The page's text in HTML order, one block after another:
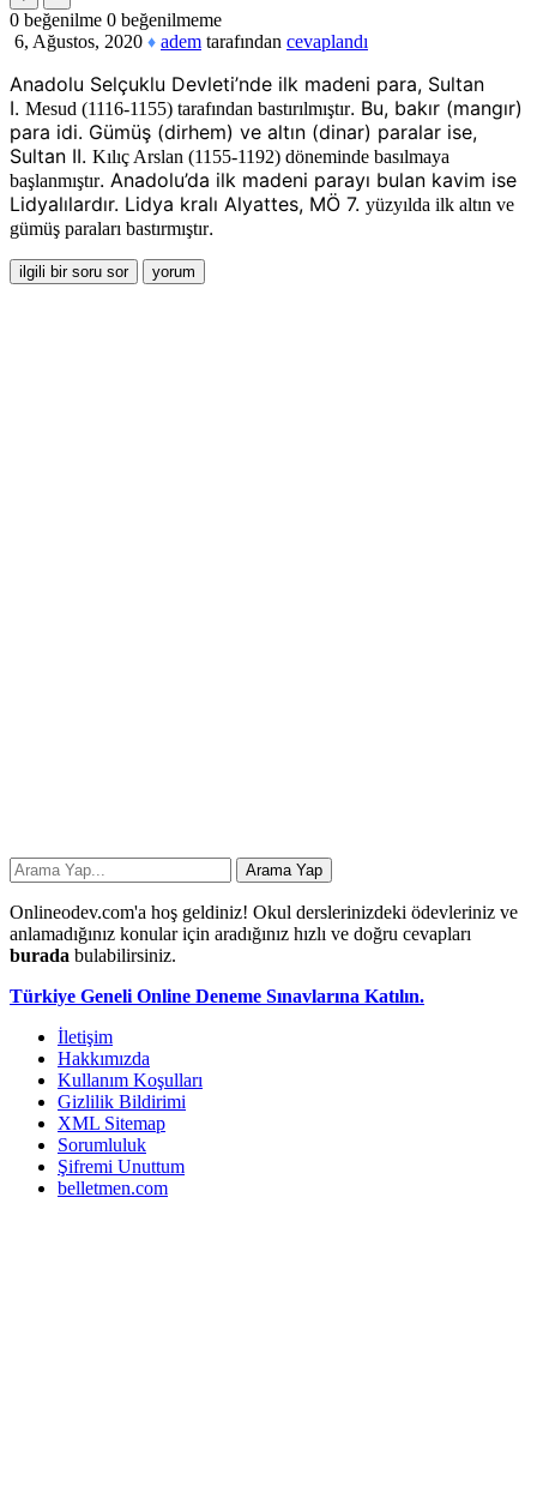
0 beğenilme 0 beğenilmeme
6, Ağustos, 2020 ♦ adem tarafından cevaplandı
Anadolu Selçuklu Devleti’nde ilk madeni para, Sultan
I. Mesud (1116-1155) tarafından bastırılmıştır. Bu, bakır (mangır)
para idi. Gümüş (dirhem) ve altın (dinar) paralar ise,
Sultan II. Kılıç Arslan (1155-1192) döneminde basılmaya
başlanmıştır. Anadolu’da ilk madeni parayı bulan kavim ise
Lidyalılardır. Lidya kralı Alyattes, MÖ 7. yüzyılda ilk altın ve
gümüş paraları bastırmıştır.
Onlineodev.com'a hoş geldiniz! Okul derslerinizdeki ödevleriniz ve
anlamadığınız konular için aradığınız hızlı ve doğru cevapları
burada bulabilirsiniz.
Türkiye Geneli Online Deneme Sınavlarına Katılın.
İletişim
Hakkımızda
Kullanım Koşulları
Gizlilik Bildirimi
XML Sitemap
Sorumluluk
Şifremi Unuttum
belletmen.com